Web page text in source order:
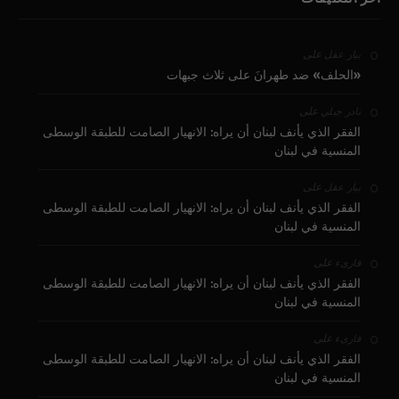
بيار عقل على
«الحلف» ضد طهرانَ على ثلاث جبهات
نادر جبلي على
الفقر الذي يأنف لبنان أن يراه: الانهيار الصامت للطبقة الوسطى
المنسية في لبنان
بيار عقل على
الفقر الذي يأنف لبنان أن يراه: الانهيار الصامت للطبقة الوسطى
المنسية في لبنان
قارىء على
الفقر الذي يأنف لبنان أن يراه: الانهيار الصامت للطبقة الوسطى
المنسية في لبنان
قارىء على
الفقر الذي يأنف لبنان أن يراه: الانهيار الصامت للطبقة الوسطى
المنسية في لبنان